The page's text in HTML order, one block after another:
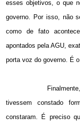
esses objetivos, o que
governo. Por isso, não
como de fato
apontados pela AGU,
porta voz do governo. É
tivessem constado
constaram. É preciso